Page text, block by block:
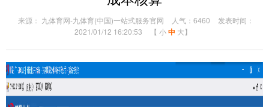
来源： 九体育网-九体育(中国)一站式服务官网 人气：6460
发表时间：
2021/01/12 16:20:53
【 小中 大】